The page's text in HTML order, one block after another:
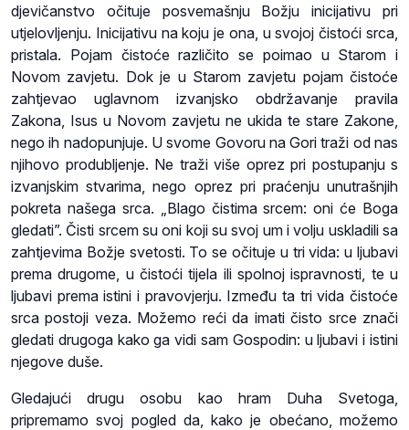
djevičanstvo očituje posvemašnju Božju inicijativu pri
utjelovljenju. Inicijativu na koju je ona, u svojoj čistoći srca,
pristala. Pojam čistoće različito se poimao u Starom i
Novom zavjetu. Dok je u Starom zavjetu pojam čistoće
zahtjevao uglavnom izvanjsko obdržavanje pravila
Zakona, Isus u Novom zavjetu ne ukida te stare Zakone,
nego ih nadopunjuje. U svome Govoru na Gori traži od nas
njihovo produbljenje. Ne traži više oprez pri postupanju s
izvanjskim stvarima, nego oprez pri praćenju unutrašnjih
pokreta našega srca. „Blago čistima srcem: oni će Boga
gledati”. Čisti srcem su oni koji su svoj um i volju uskladili sa
zahtjevima Božje svetosti. To se očituje u tri vida: u ljubavi
prema drugome, u čistoći tijela ili spolnoj ispravnosti, te u
ljubavi prema istini i pravovjerju. Između ta tri vida čistoće
srca postoji veza. Možemo reći da imati čisto srce znači
gledati drugoga kako ga vidi sam Gospodin: u ljubavi i istini
njegove duše.
Gledajući drugu osobu kao hram Duha Svetoga,
pripremamo svoj pogled da, kako je obećano, možemo